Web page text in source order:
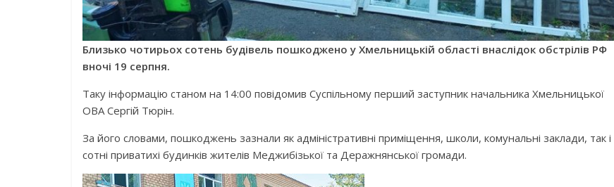
Близько чотирьох сотень будівель пошкоджено у Хмельницькій області внаслідок обстрілів РФ
вночі 19 серпня.
Таку інформацію станом на 14:00 повідомив Суспільному перший заступник начальника Хмельницької
ОВА Сергій Тюрін.
За його словами, пошкоджень зазнали як адміністративні приміщення, школи, комунальні заклади, так і
сотні приватихі будинків жителів Меджибізької та Деражнянської громади.